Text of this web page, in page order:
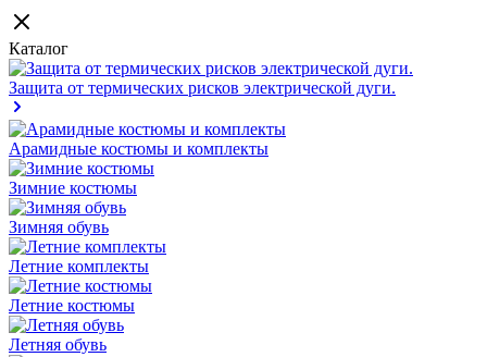
Каталог
Защита от термических рисков электрической дуги.
Арамидные костюмы и комплекты
Зимние костюмы
Зимняя обувь
Летние комплекты
Летние костюмы
Летняя обувь